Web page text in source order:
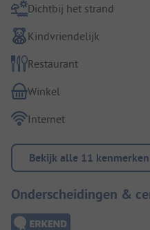
Dichtbij het strand
Kindvriendelijk
Restaurant
Winkel
Internet
Bekijk alle 11 kenmerken
Onderscheidingen &